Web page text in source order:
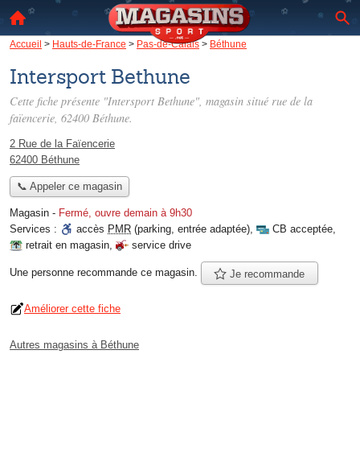
Accueil > Hauts-de-France > Pas-de-Calais> Béthune
Intersport Bethune
Cette fiche présente "Intersport Bethune", magasin situé rue de la
faïencerie, 62400 Béthune.
2 Rue de la Faïencerie
62400 Béthune
📞 Appeler ce magasin
Magasin - Fermé, ouvre demain à 9h30
Services :
accès PMR (parking, entrée adaptée), CB acceptée,
retrait en magasin, service drive
Une personne recommande ce magasin. Je recommande
Améliorer cette fiche
Autres magasins à Béthune